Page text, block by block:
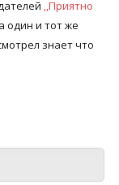
,,Приятно
один и тот же
знает что